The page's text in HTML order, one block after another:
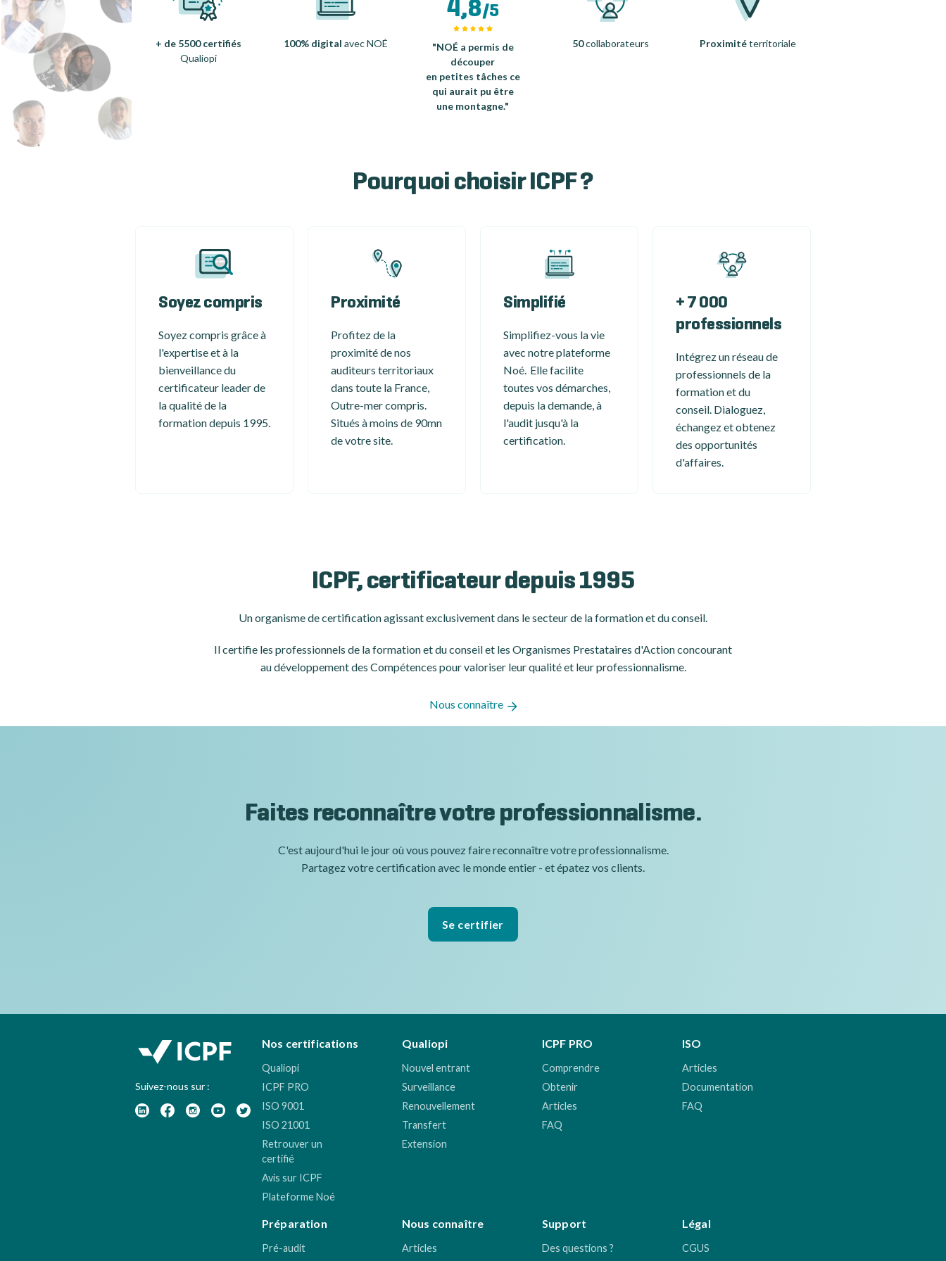
+ de 5500 certifiés
Qualiopi
100% digital avec NOÉ
4,8/5
"NOÉ a permis de
découper
en petites tâches ce
qui aurait pu être
une montagne."
50collaborateurs Proximitéterritoriale
Pourquoi choisir ICPF ?
Soyez compris
Soyez compris grâce à
l'expertise et à la
bienveillance du
certificateur leader de
la qualité de la
formation depuis 1995.
Proximité
Profitez de la
proximité de nos
auditeurs territoriaux
dans toute la France,
Outre-mer compris.
Situés à moins de 90mn
de votre site.
Simplifié
Simplifiez-vous la vie
avec notre plateforme
Noé. Elle facilite
toutes vos démarches,
depuis la demande, à
l'audit jusqu'à la
certification.
+ 7 000
professionnels
Intégrez un réseau de
professionnels de la
formation et du
conseil. Dialoguez,
échangez et obtenez
des opportunités
d'affaires.
ICPF, certificateur depuis 1995
Un organisme de certificationagissant exclusivement dans le secteur de la formation et du conseil.
Il certifie les professionnels de la formation et du conseil et les Organismes Prestataires d'Action concourant
au développement des Compétences pour valoriser leur qualité et leur professionnalisme.
Nous connaître
Faites reconnaître votre professionnalisme.
C'est aujourd'hui le jour où vous pouvez faire reconnaître votre professionnalisme.
Partagez votre certification avec le monde entier - et épatez vos clients.
Se certifier
Suivez-nous sur :
Nos certifications
Qualiopi
ICPF PRO
ISO 9001
ISO 21001
Retrouver un
certifié
Avis sur ICPF
Plateforme Noé
Qualiopi
Nouvel entrant
Surveillance
Renouvellement
Transfert
Extension
ICPF PRO
Comprendre
Obtenir
Articles
FAQ
ISO
Articles
Documentation
FAQ
Préparation
Pré-audit
Nous connaître
Articles
Support
Des questions ?
Légal
CGUS